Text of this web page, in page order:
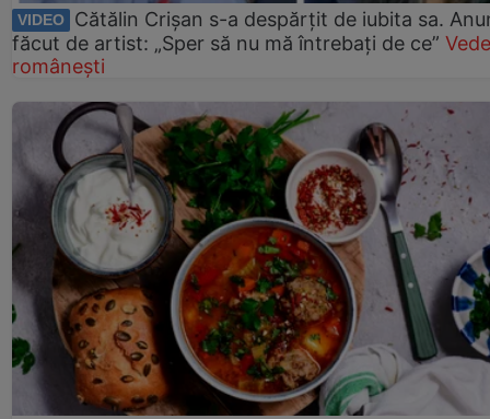
VIDEO
Cătălin Crișan s-a despărțit de iubita sa.
făcut de artist: „Sper să nu mă întrebați de ce”
românești